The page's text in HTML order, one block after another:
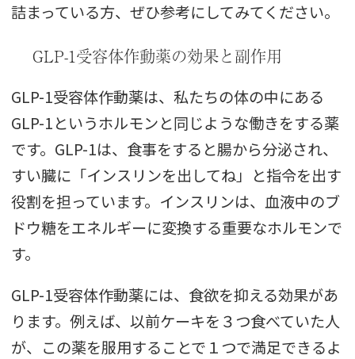
詰まっている方、ぜひ参考にしてみてください。
GLP-1受容体作動薬の効果と副作用
GLP-1受容体作動薬は、私たちの体の中にある
GLP-1というホルモンと同じような働きをする薬
です。GLP-1は、食事をすると腸から分泌され、
すい臓に「インスリンを出してね」と指令を出す
役割を担っています。インスリンは、血液中のブ
ドウ糖をエネルギーに変換する重要なホルモンで
す。
GLP-1受容体作動薬には、食欲を抑える効果があ
ります。例えば、以前ケーキを３つ食べていた人
が、この薬を服用することで１つで満足できるよ